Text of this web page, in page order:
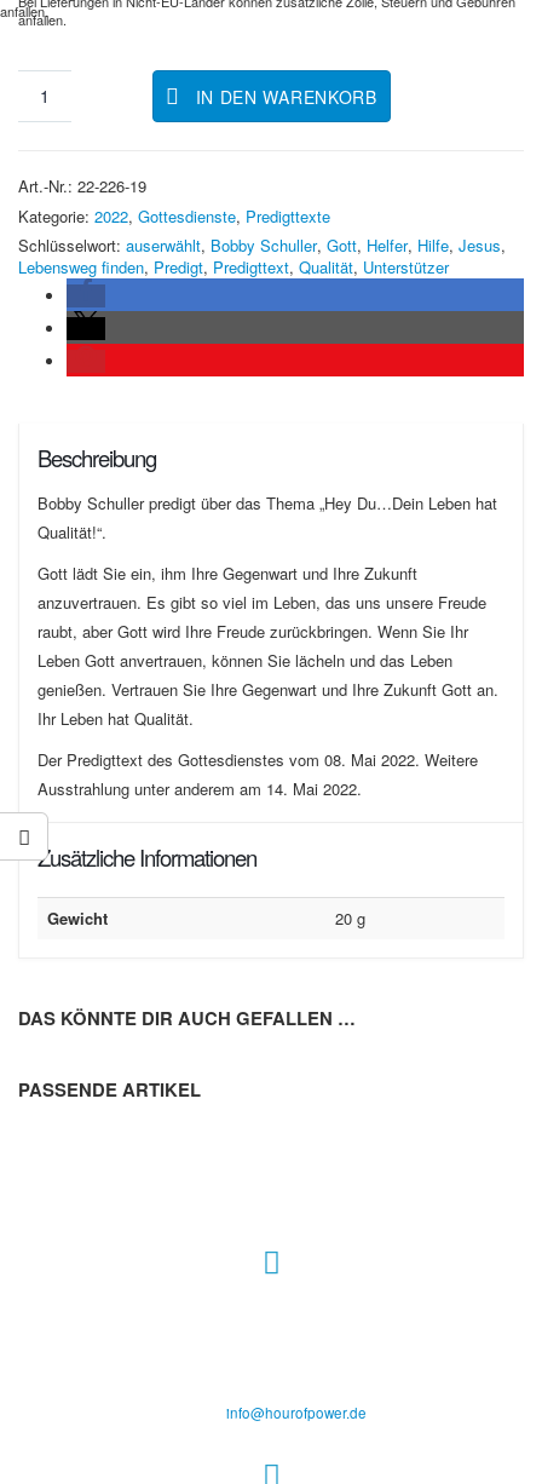
anfallen.
anfallen.
IN DEN WARENKORB
Art.-Nr.: 22-226-19
Kategorie: 2022, Gottesdienste, Predigttexte
Schlüsselwort: auserwählt, Bobby Schuller, Gott, Helfer, Hilfe, Jesus,
Lebensweg finden, Predigt, Predigttext, Qualität, Unterstützer
Beschreibung
Bobby Schuller predigt über das Thema „Hey Du…Dein Leben hat
Qualität!“.
Gott lädt Sie ein, ihm Ihre Gegenwart und Ihre Zukunft
anzuvertrauen. Es gibt so viel im Leben, das uns unsere Freude
raubt, aber Gott wird Ihre Freude zurückbringen. Wenn Sie Ihr
Leben Gott anvertrauen, können Sie lächeln und das Leben
genießen. Vertrauen Sie Ihre Gegenwart und Ihre Zukunft Gott an.
Ihr Leben hat Qualität.
Der Predigttext des Gottesdienstes vom 08. Mai 2022. Weitere
Ausstrahlung unter anderem am 14. Mai 2022.
Zusätzliche Informationen
Gewicht 20 g
DAS KÖNNTE DIR AUCH GEFALLEN …
PASSENDE ARTIKEL
info@hourofpower.de